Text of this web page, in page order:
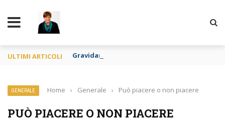
ULTIMI ARTICOLI Gravidanza per altri e apologia di pedofilia
GENERALE Home › Generale › Può piacere o non piacere
PUÒ PIACERE O NON PIACERE